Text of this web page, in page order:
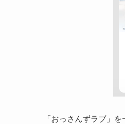
「おっさんずラブ」